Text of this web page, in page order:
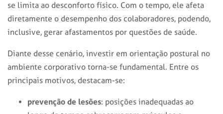
se limita ao desconforto físico. Com o tempo, ele afeta
diretamente o desempenho dos colaboradores, podendo,
inclusive, gerar afastamentos por questões de saúde.
Diante desse cenário, investir em orientação postural no
ambiente corporativo torna-se fundamental. Entre os
principais motivos, destacam-se:
prevenção de lesões: posições inadequadas ao